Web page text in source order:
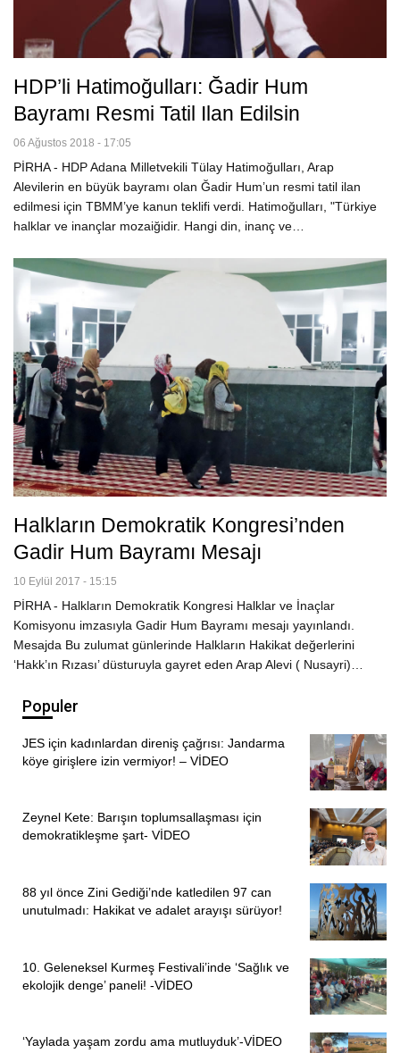
HDP’li Hatimoğulları: Ğadir Hum
Bayramı Resmi Tatil Ilan Edilsin
06 Ağustos 2018 - 17:05
PİRHA - HDP Adana Milletvekili Tülay Hatimoğulları, Arap
Alevilerin en büyük bayramı olan Ğadir Hum’un resmi tatil ilan
edilmesi için TBMM’ye kanun teklifi verdi. Hatimoğulları, "Türkiye
halklar ve inançlar mozaiğidir. Hangi din, inanç ve…
Halkların Demokratik Kongresi’nden
Gadir Hum Bayramı Mesajı
10 Eylül 2017 - 15:15
PİRHA - Halkların Demokratik Kongresi Halklar ve İnaçlar
Komisyonu imzasıyla Gadir Hum Bayramı mesajı yayınlandı.
Mesajda Bu zulumat günlerinde Halkların Hakikat değerlerini
‘Hakk’ın Rızası’ düsturuyla gayret eden Arap Alevi ( Nusayri)…
Populer
JES için kadınlardan direniş çağrısı: Jandarma
köye girişlere izin vermiyor! – VİDEO
Zeynel Kete: Barışın toplumsallaşması için
demokratikleşme şart- VİDEO
88 yıl önce Zini Gediği’nde katledilen 97 can
unutulmadı: Hakikat ve adalet arayışı sürüyor!
10. Geleneksel Kurmeş Festivali’inde ‘Sağlık ve
ekolojik denge’ paneli! -VİDEO
‘Yaylada yaşam zordu ama mutluyduk’-VİDEO